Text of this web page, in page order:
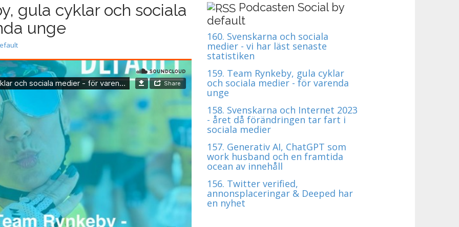
gula cyklar och sociala
unge
Podcasten Social by
default
160. Svenskarna och sociala
medier - vi har läst senaste
statistiken
159. Team Rynkeby, gula cyklar
och sociala medier - för varenda
unge
158. Svenskarna och Internet 2023
- året då förändringen tar fart i
sociala medier
157. Generativ AI, ChatGPT som
work husband och en framtida
ocean av innehåll
156. Twitter verified,
annonsplaceringar & Deeped har
en nyhet